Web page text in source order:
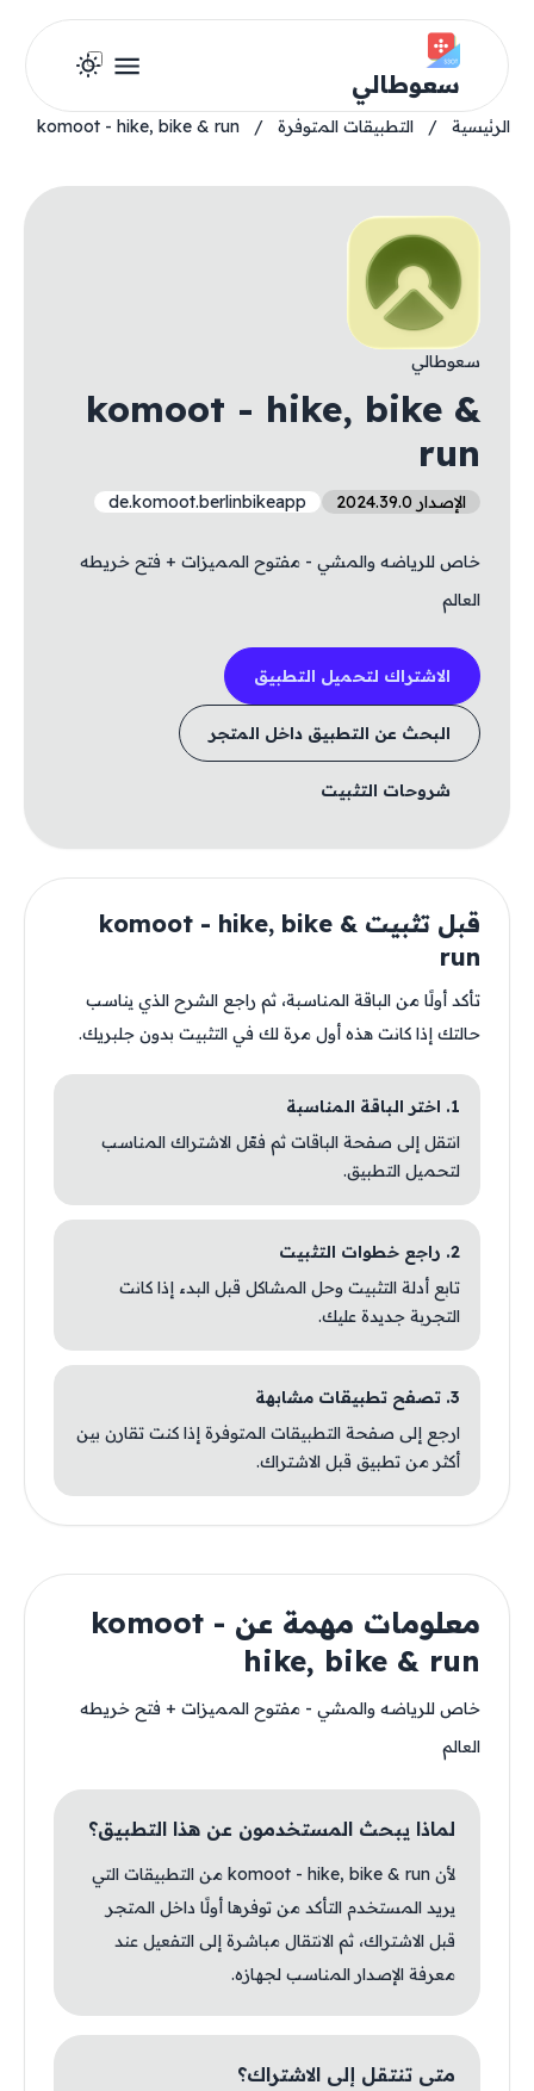
سعوطالي
الرئيسية / التطبيقات المتوفرة /
komoot - hike, bike & run
سعوطالي
komoot - hike, bike &
run
الإصدار 2024.39.0 de.komoot.berlinbikeapp
خاص للرياضه والمشي - مفتوح المميزات + فتح خريطه
العالم
الاشتراك لتحميل التطبيق
البحث عن التطبيق داخل المتجر
شروحات التثبيت
قبل تثبيت komoot - hike, bike &
run
تأكد أولًا من الباقة المناسبة، ثم راجع الشرح الذي يناسب
حالتك إذا كانت هذه أول مرة لك في التثبيت بدون جلبريك.
1. اختر الباقة المناسبة
انتقل إلى صفحة الباقات ثم فعّل الاشتراك المناسب
لتحميل التطبيق.
2. راجع خطوات التثبيت
تابع أدلة التثبيت وحل المشاكل قبل البدء إذا كانت
التجربة جديدة عليك.
3. تصفح تطبيقات مشابهة
ارجع إلى صفحة التطبيقات المتوفرة إذا كنت تقارن بين
أكثر من تطبيق قبل الاشتراك.
معلومات مهمة عن komoot -
hike, bike & run
خاص للرياضه والمشي - مفتوح المميزات + فتح خريطه
العالم
لماذا يبحث المستخدمون عن هذا التطبيق؟
لأن komoot - hike, bike & run من التطبيقات التي
يريد المستخدم التأكد من توفرها أولًا داخل المتجر
قبل الاشتراك، ثم الانتقال مباشرة إلى التفعيل عند
معرفة الإصدار المناسب لجهازه.
متى تنتقل إلى الاشتراك؟